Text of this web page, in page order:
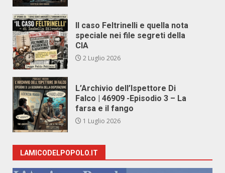
Il caso Feltrinelli e quella nota
speciale nei file segreti della
CIA
2 Luglio 2026
L’Archivio dell’Ispettore Di
Falco | 46909 -Episodio 3 – La
farsa e il fango
1 Luglio 2026
LAMICODELPOPOLO.IT